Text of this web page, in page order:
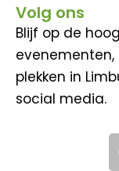
Volg ons
Blijf op de
evenementen,
plekken in
social media.